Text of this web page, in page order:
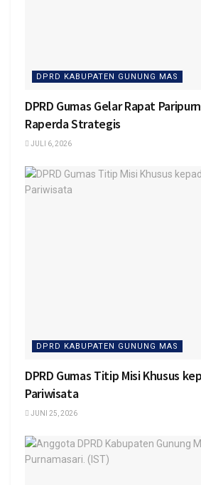
DPRD KABUPATEN GUNUNG MAS
DPRD Gumas Gelar Rapat
Raperda Strategis
JULI 6, 2026
DPRD KABUPATEN GUNUNG MAS
DPRD Gumas Titip Misi Khusus
Pariwisata
JUNI 25, 2026